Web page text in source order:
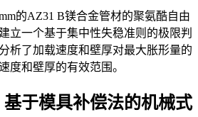
的AZ31 B镁合金管材的聚氨酷自由
立一个基于集中性失稳准则的极限判
析了加载速度和壁厚对最大胀形量的
度和壁厚的有效范围。
于模具补偿法的机械式